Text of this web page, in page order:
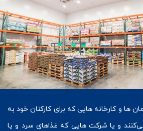
ها و کارخانه هایی که برای کارکنان خود به
و یا شرکت هایی که غذاهای سرد و یا